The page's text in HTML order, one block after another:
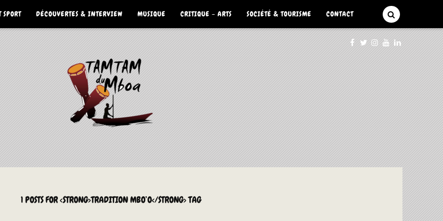
DÉCOUVERTES & INTERVIEW MUSIQUE CRITIQUE – ARTS SOCIÉTÉ & TOURISME CONTACT
1 POSTS FOR <STRONG>TRADITION MBO’O</STRONG> TAG